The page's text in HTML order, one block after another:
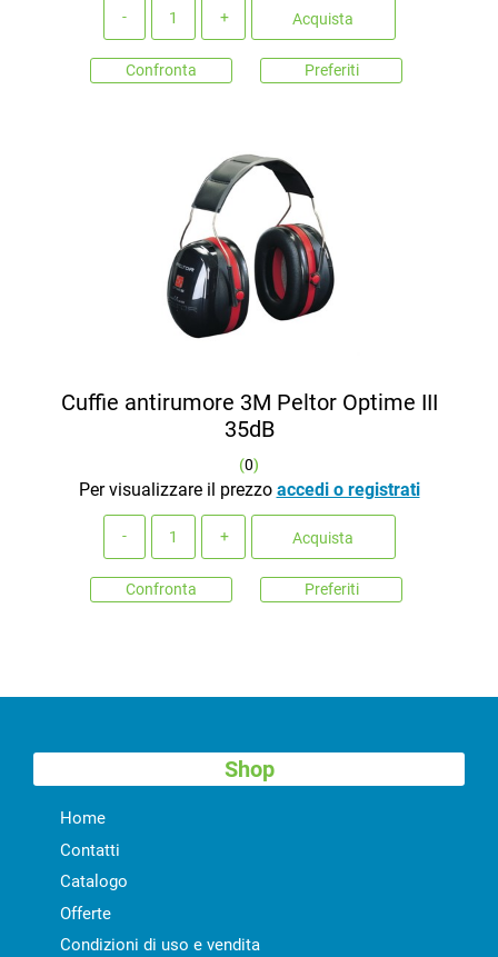
Acquista
Confronta Preferiti
Cuffie antirumore 3M Peltor Optime III
35dB
(0)
Per visualizzare il prezzo accedi o registrati
Acquista
Confronta Preferiti
Shop
Home
Contatti
Catalogo
Offerte
Condizioni di uso e vendita